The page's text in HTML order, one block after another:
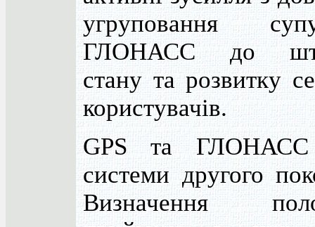
угруповання
ГЛОНАСС до
стану та розвитку
користувачів.
GPS та
системи другого
Визначення